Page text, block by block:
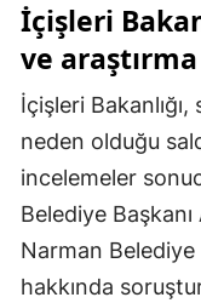
İçişleri
ve
İçişleri
neden olduğu
incelemeler
Belediye
Narman Belediye
hakkında